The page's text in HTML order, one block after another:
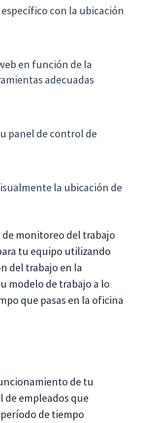
con la ubicación
en función de la
adecuadas
panel de control de
la ubicación de
monitoreo del trabajo
tu equipo utilizando
del trabajo en la
modelo de trabajo a lo
que pasas en la oficina
de tu
empleados que
de tiempo